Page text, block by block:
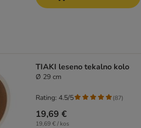
TIAKI leseno tekalno kolo
Ø 29 cm
19,69 €
19,69 € / kos
Rating: 4.5/5 (87)